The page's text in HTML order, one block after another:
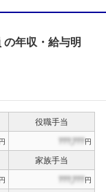
の年収・給与明
役職手当
円 ???,???円
家族手当
円 ???,???円